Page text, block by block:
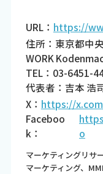
URL： https://
住所：東京都中
WORK
TEL：03-6451-
代表者：吉本 浩
X： https://
Faceboo
k：
o
マーケティングリサ
マーケティング、